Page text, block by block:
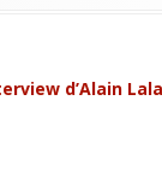
d’Alain